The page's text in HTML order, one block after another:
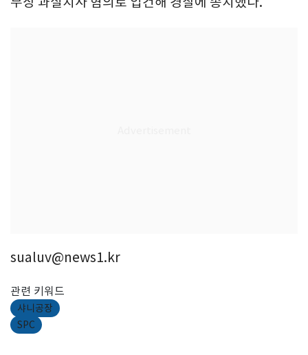
sualuv@news1.kr
관련 키워드
샤니공장
SPC